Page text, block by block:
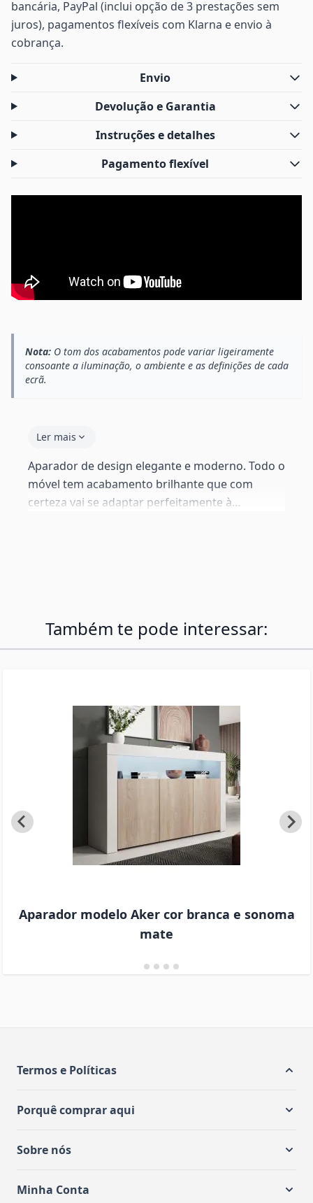
bancária, PayPal (inclui opção de 3 prestações sem
juros), pagamentos flexíveis com Klarna e envio à
cobrança.
Envio
Devolução e Garantia
Instruções e detalhes
Pagamento flexível
Nota: O tom dos acabamentos pode variar ligeiramente
consoante a iluminação, o ambiente e as definições de cada
ecrã.
Ler mais
Aparador de design elegante e moderno. Todo o
móvel tem acabamento brilhante que com
certeza vai se adaptar perfeitamente à
Também te pode interessar:
Aparador modelo Aker cor branca e sonoma
mate
Termos e Políticas
Porquê comprar aqui
Sobre nós
Minha Conta